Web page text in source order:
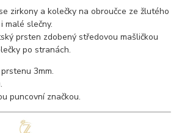
zirkony a kolečky na obroučce ze žlutého
malé slečny.
prsten zdobený středovou mašličkou
po stranách.
3mm.
puncovní značkou.